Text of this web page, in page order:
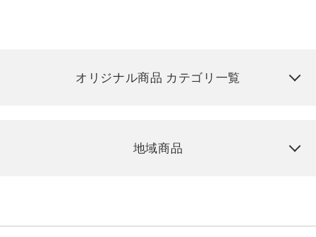
オリジナル商品 カテゴリ一覧
地域商品